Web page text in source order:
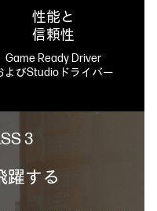
性能と
信頼性
Game Ready Driver
よびStudioドライバー
3
躍する